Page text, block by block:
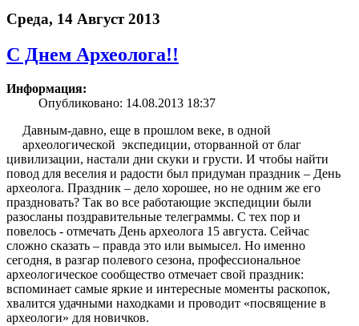
Среда, 14 Август 2013
С Днем Археолога!!
Информация:
Опубликовано: 14.08.2013 18:37
Давным-давно, еще в прошлом веке, в одной
археологической экспедиции, оторванной от благ
цивилизации, настали дни скуки и грусти. И чтобы найти
повод для веселия и радости был придуман праздник – День
археолога. Праздник – дело хорошее, но не одним же его
праздновать? Так во все работающие экспедиции были
разосланы поздравительные телеграммы. С тех пор и
повелось - отмечать День археолога 15 августа. Сейчас
сложно сказать – правда это или вымысел. Но именно
сегодня, в разгар полевого сезона, профессиональное
археологическое сообщество отмечает свой праздник:
вспоминает самые яркие и интересные моменты раскопок,
хвалится удачными находками и проводит «посвящение в
археологи» для новичков.